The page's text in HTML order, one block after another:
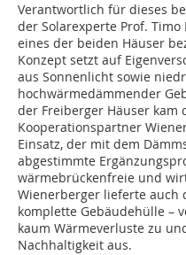
Verantwortlich für dieses
der Solarexperte Prof.
eines der beiden Häuser
Konzept setzt auf
aus Sonnenlicht sowie
hochwärmedämmender
der Freiberger Häuser kam
Kooperationspartner
Einsatz, der mit dem
abgestimmte
wärmebrückenfreie und
Wienerberger lieferte auch
komplette Gebäudehülle –
kaum Wärmeverluste zu
Nachhaltigkeit aus.